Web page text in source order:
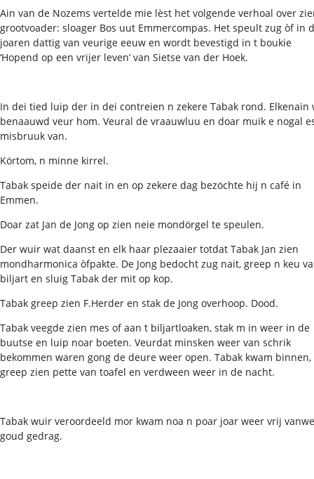
Ain van de Nozems vertelde mie lèst het volgende verhoal over
grootvoader: sloager Bos uut Emmercompas. Het speult zug òf in
joaren dattig van veurige eeuw en wordt bevestigd in t boukie
‘Hopend op een vrijer leven’ van Sietse van der Hoek.
In dei tied luip der in dei contreien n zekere Tabak rond. Elkenain
benaauwd veur hom. Veural de vraauwluu en doar muik e nogal
misbruuk van.
Körtom, n minne kirrel.
Tabak speide der nait in en op zekere dag bezöchte hij n café in
Emmen.
Doar zat Jan de Jong op zien neie mondörgel te speulen.
Der wuir wat daanst en elk haar plezaaier totdat Tabak Jan zien
mondharmonica òfpakte. De Jong bedocht zug nait, greep n keu
biljart en sluig Tabak der mit op kop.
Tabak greep zien F.Herder en stak de Jong overhoop. Dood.
Tabak veegde zien mes of aan t biljartloaken, stak m in weer in de
buutse en luip noar boeten. Veurdat minsken weer van schrik
bekommen waren gong de deure weer open. Tabak kwam binnen,
greep zien pette van toafel en verdween weer in de nacht.
Tabak wuir veroordeeld mor kwam noa n poar joar weer vrij
goud gedrag.